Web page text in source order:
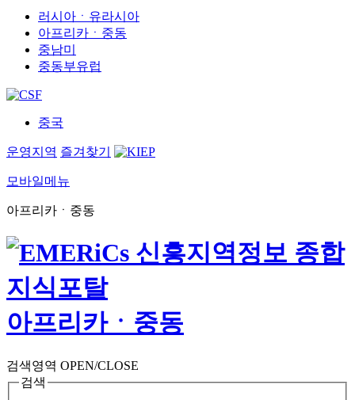
러시아ㆍ유라시아
아프리카ㆍ중동
중남미
중동부유럽
중국
운영지역 즐겨찾기
모바일메뉴
아프리카ㆍ중동
아프리카ㆍ중동
검색영역 OPEN/CLOSE
검색